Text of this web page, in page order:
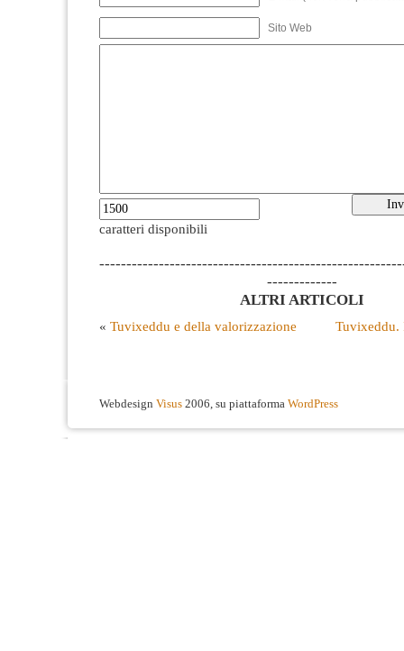
Sito Web
caratteri disponibili
-------------
ALTRI ARTICOLI
« Tuvixeddu e della valorizzazione Tuvixeddu.
Webdesign Visus 2006, su piattaforma WordPress